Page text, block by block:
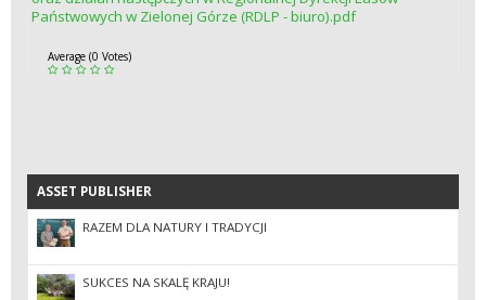
Państwowych w Zielonej Górze (RDLP - biuro).pdf
Average (0 Votes)
ASSET PUBLISHER
ASSET PUBLISHER
RAZEM DLA NATURY I TRADYCJI
SUKCES NA SKALĘ KRAJU!